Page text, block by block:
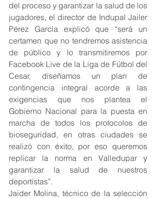
del proceso y garantizar la salud de los
jugadores, el director de Indupal Jailer
Pérez García explicó que “será un
certamen que no tendremos asistencia
de público y lo transmitiremos por
Facebook Live de la Liga de Fútbol del
Cesar, diseñamos un plan de
contingencia integral acorde a las
exigencias que nos plantea el
Gobierno Nacional para la puesta en
marcha de todos los protocolos de
bioseguridad, en otras ciudades se
realizó con éxito, por eso queremos
replicar la norma en Valledupar y
garantizar la salud de nuestros
deportistas”.
Jaider Molina, técnico de la selección